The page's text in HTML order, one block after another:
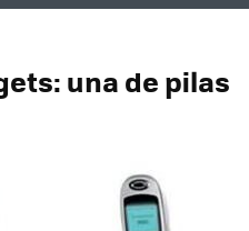
una de pilas